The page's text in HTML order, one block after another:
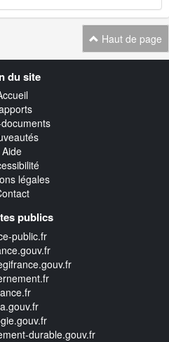
Haut de page
du site
Aide
légales
publics
public.fr
durable.gouv.fr